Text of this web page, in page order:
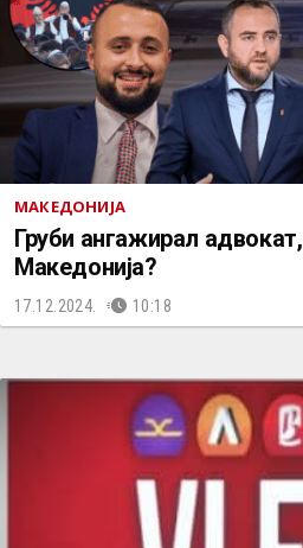
МАКЕДОНИЈА
Груби ангажирал
Македонија?
17.12.2024. 10:18